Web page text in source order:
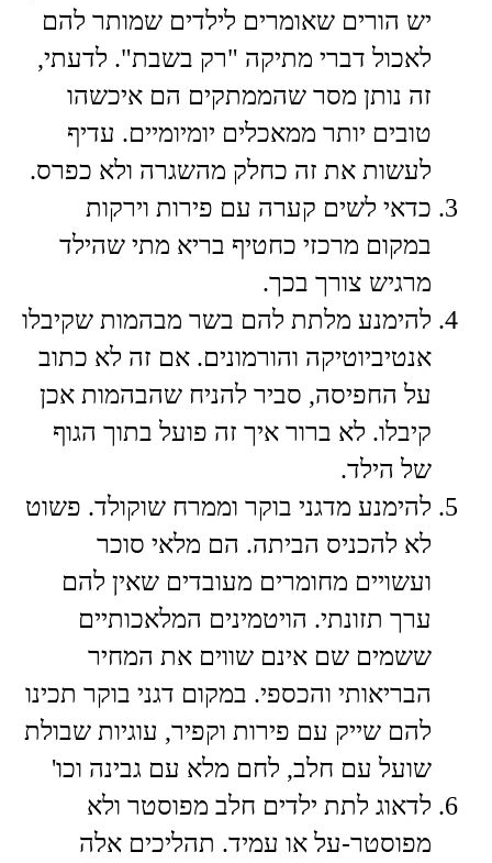
יש הורים שאומרים לילדים שמותר להם
לאכול דברי מתיקה "רק בשבת". לדעתי,
זה נותן מסר שהממתקים הם איכשהו
טובים יותר ממאכלים יומיומיים. עדיף
לעשות את זה כחלק מהשגרה ולא כפרס.
​כדאי לשים קערה עם פירות וירקות
במקום מרכזי כחטיף בריא מתי שהילד
מרגיש צורך בכך.
​להימנע מלתת להם בשר מבהמות שקיבלו
אנטיביוטיקה והורמונים. אם זה לא כתוב
על החפיסה, סביר להניח שהבהמות אכן
קיבלו. לא ברור איך זה פועל בתוך הגוף
של הילד.
​להימנע מדגני בוקר וממרח שוקולד. פשוט
לא להכניס הביתה. הם מלאי סוכר
ועשויים מחומרים מעובדים שאין להם
ערך תזונתי. הויטמינים המלאכותיים
ששמים שם אינם שווים את המחיר
הבריאותי והכספי. במקום דגני בוקר תכינו
להם שייק עם פירות וקפיר, עוגיות שבולת
שועל עם חלב, לחם מלא עם גבינה וכו'
​לדאוג לתת ילדים חלב מפוסטר ולא
מפוסטר-על או עמיד. תהליכים אלה